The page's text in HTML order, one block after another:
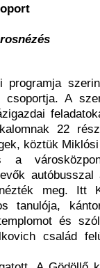
programja
A
22
köztük
a
autóbusszal
meg. Itt
tanulója,
és
család